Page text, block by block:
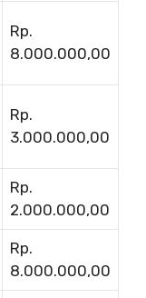
Rp.
8.000.000,00
Rp.
3.000.000,00
Rp.
2.000.000,00
Rp.
8.000.000,00